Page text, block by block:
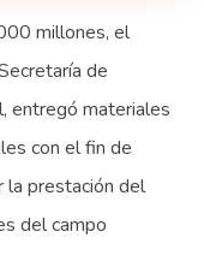
millones, el
de
entregó materiales
con el fin de
la prestación del
del campo